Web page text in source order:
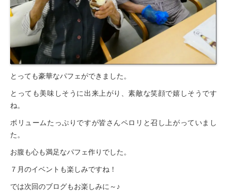
とっても豪華なパフェができました。
とっても美味しそうに出来上がり、素敵な笑顔で嬉しそうです
ね。
ボリュームたっぷりですが皆さんペロリと召し上がっていまし
た。
お腹も心も満足なパフェ作りでした。
７月のイベントも楽しみですね！
では次回のブログもお楽しみに～♪